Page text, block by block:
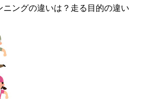
ニングの違いは？走る目的の違い